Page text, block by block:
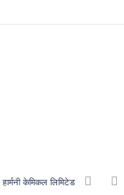
हार्मनी केमिकल लिमिटेड